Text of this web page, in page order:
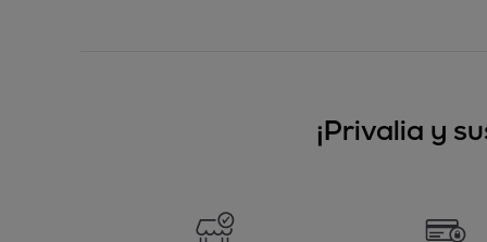
¡Privalia y